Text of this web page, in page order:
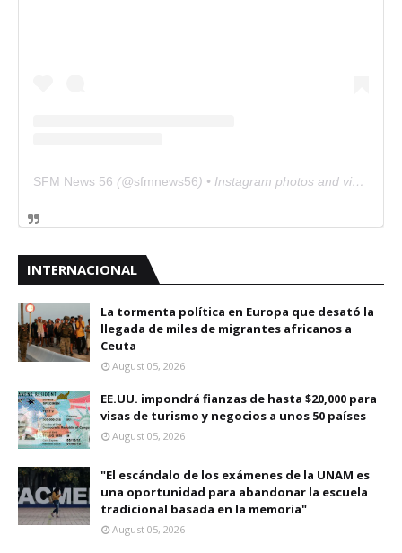
SFM News 56 (@sfmnews56) • Instagram photos and videos
INTERNACIONAL
La tormenta política en Europa que desató la
llegada de miles de migrantes africanos a
Ceuta
August 05, 2026
EE.UU. impondrá fianzas de hasta $20,000 para
visas de turismo y negocios a unos 50 países
August 05, 2026
"El escándalo de los exámenes de la UNAM es
una oportunidad para abandonar la escuela
tradicional basada en la memoria"
August 05, 2026